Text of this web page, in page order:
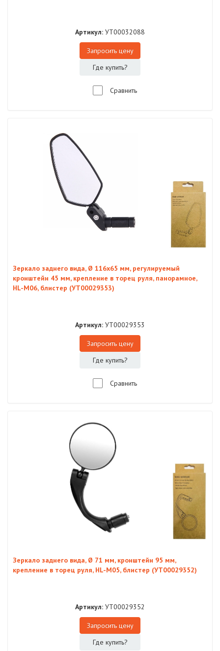
Артикул: УТ00032088
Запросить цену
Где купить?
Сравнить
Зеркало заднего вида, Ø 116х65 мм, регулируемый
кронштейн 45 мм, крепление в торец руля, панорамное,
HL-M06, блистер (УТ00029353)
Артикул: УТ00029353
Запросить цену
Где купить?
Сравнить
Зеркало заднего вида, Ø 71 мм, кронштейн 95 мм,
крепление в торец руля, HL-M05, блистер (УТ00029352)
Артикул: УТ00029352
Запросить цену
Где купить?